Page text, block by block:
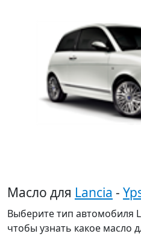
Масло для Lancia -
Выберите тип автомобиля
чтобы узнать какое масло